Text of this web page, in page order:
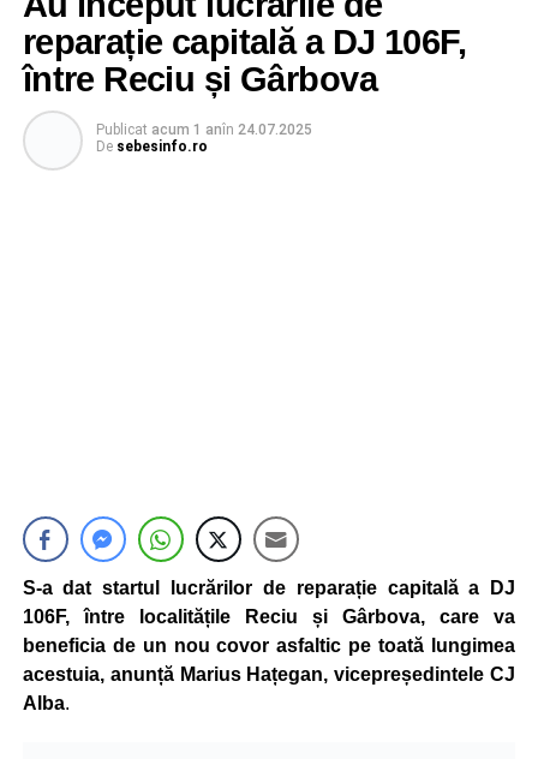
reparație capitală a DJ 106F,
între Reciu și Gârbova
Publicat acum 1 anîn 24.07.2025
De sebesinfo.ro
S-a dat startul lucrărilor de reparație capitală a DJ
106F, între localitățile Reciu și Gârbova, care va
beneficia de un nou covor asfaltic pe toată lungimea
acestuia, anunță Marius Hațegan, vicepreședintele CJ
Alba.